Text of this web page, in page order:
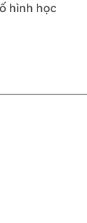
hình học